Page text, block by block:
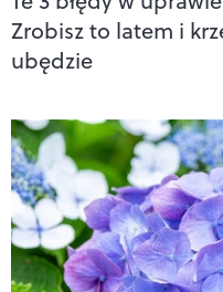
Zrobisz to latem i
ubędzie